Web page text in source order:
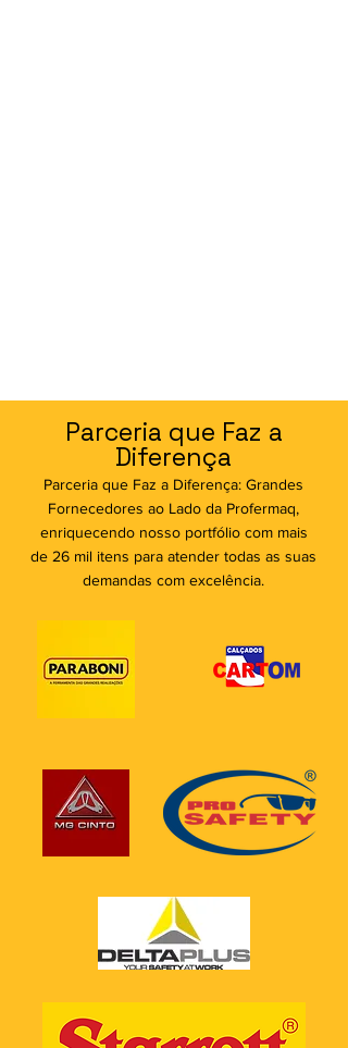
Parceria que Faz a
Diferença
Parceria que Faz a Diferença: Grandes
Fornecedores ao Lado da Profermaq,
enriquecendo nosso portfólio com mais
de 26 mil itens para atender todas as suas
demandas com excelência.